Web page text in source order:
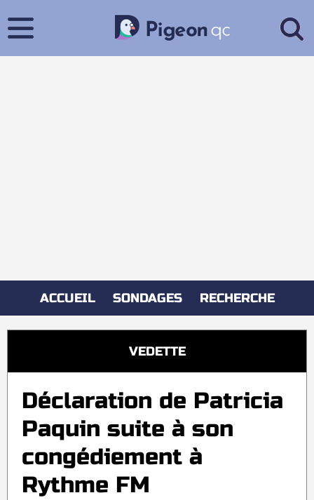
ACCUEIL SONDAGES RECHERCHE
VEDETTE
Déclaration de Patricia
Paquin suite à son
congédiement à
Rythme FM